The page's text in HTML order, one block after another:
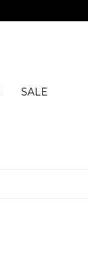
SALE